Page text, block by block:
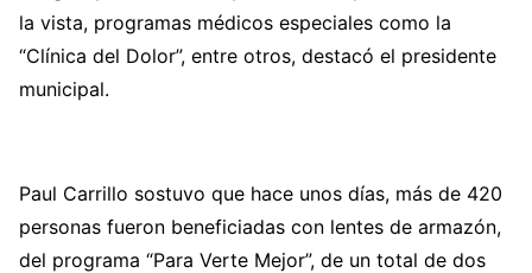
la vista, programas médicos especiales como la
“Clínica del Dolor”, entre otros, destacó el presidente
municipal.
Paul Carrillo sostuvo que hace unos días, más de 420
personas fueron beneficiadas con lentes de armazón,
del programa “Para Verte Mejor”, de un total de dos